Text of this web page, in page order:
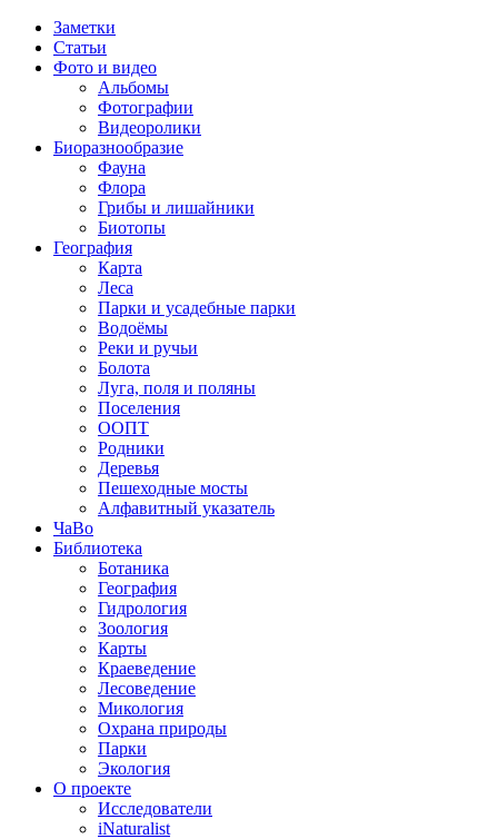
Заметки
Статьи
Фото и видео
Альбомы
Фотографии
Видеоролики
Биоразнообразие
Фауна
Флора
Грибы и лишайники
Биотопы
География
Карта
Леса
Парки и усадебные парки
Водоёмы
Реки и ручьи
Болота
Луга, поля и поляны
Поселения
ООПТ
Родники
Деревья
Пешеходные мосты
Алфавитный указатель
ЧаВо
Библиотека
Ботаника
География
Гидрология
Зоология
Карты
Краеведение
Лесоведение
Микология
Охрана природы
Парки
Экология
О проекте
Исследователи
iNaturalist